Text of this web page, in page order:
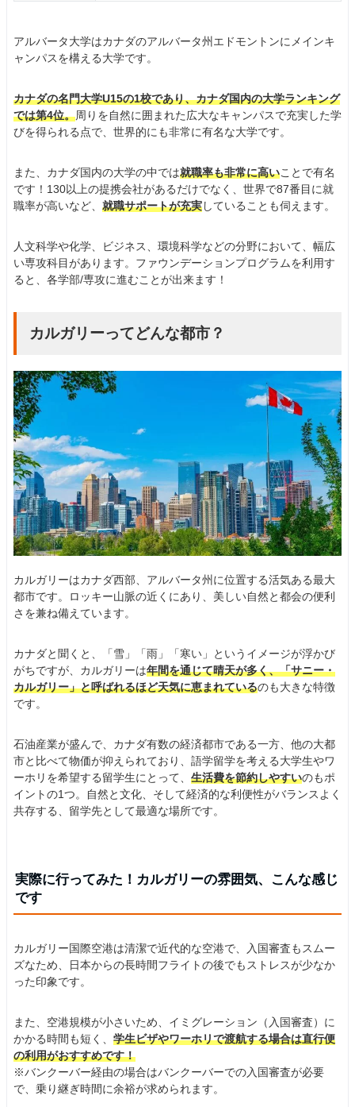
アルバータ大学はカナダのアルバータ州エドモントンにメインキ
ャンパスを構える大学です。
カナダの名門大学U15の1校であり、カナダ国内の大学ランキング
では第4位。周りを自然に囲まれた広大なキャンパスで充実した学
びを得られる点で、世界的にも非常に有名な大学です。
また、カナダ国内の大学の中では就職率も非常に高いことで有名
です！130以上の提携会社があるだけでなく、世界で87番目に就
職率が高いなど、 就職サポートが充実 していることも伺えます。
人文科学や化学、ビジネス、環境科学などの分野において、幅広
い専攻科目があります。ファウンデーションプログラムを利用す
ると、各学部/専攻に進むことが出来ます！
カルガリーってどんな都市？
カルガリーはカナダ西部、アルバータ州に位置する活気ある最大
都市です。ロッキー山脈の近くにあり、美しい自然と都会の便利
さを兼ね備えています。
カナダと聞くと、「雪」「雨」「寒い」というイメージが浮かび
がちですが、カルガリーは年間を通じて晴天が多く、「サニー・
カルガリー」と呼ばれるほど天気に恵まれているのも大きな特徴
です。
石油産業が盛んで、カナダ有数の経済都市である一方、他の大都
市と比べて物価が抑えられており、語学留学を考える大学生やワ
ーホリを希望する留学生にとって、 生活費を節約しやすいのもポ
イントの1つ。自然と文化、そして経済的な利便性がバランスよく
共存する、留学先として最適な場所です。
実際に行ってみた！カルガリーの雰囲気、こんな感じ
です
カルガリー国際空港は清潔で近代的な空港で、入国審査もスムー
ズなため、日本からの長時間フライトの後でもストレスが少なか
った印象です。
また、空港規模が小さいため、イミグレーション（入国審査）に
かかる時間も短く、 学生ビザやワーホリで渡航する場合は直行便
の利用がおすすめです！
※バンクーバー経由の場合はバンクーバーでの入国審査が必要
で、乗り継ぎ時間に余裕が求められます。